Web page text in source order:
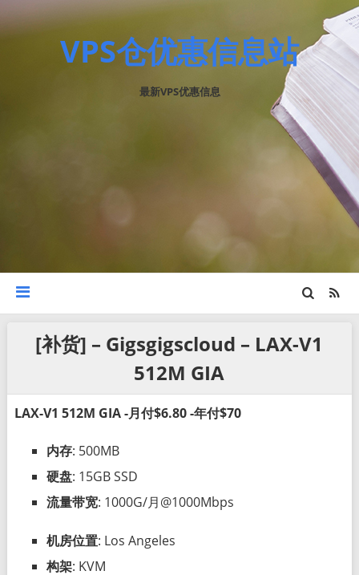
VPS仓优惠信息站
最新VPS优惠信息
[补货] – Gigsgigscloud – LAX-V1
512M GIA
LAX-V1 512M GIA -月付$6.80 -年付$70
内存: 500MB
硬盘: 15GB SSD
流量带宽: 1000G/月@1000Mbps
机房位置: Los Angeles
构架: KVM